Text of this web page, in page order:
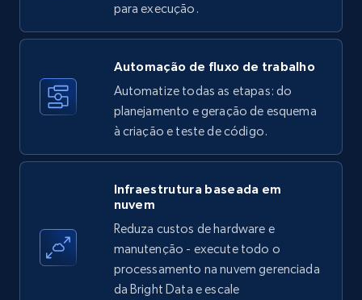
specific keywords
Title, Seller name, Brand, Description, Initial
35.3K+ 5.7K+ Comece grátis
Amazon products - find products by using
upc numbers
Title, Seller name, Brand, Description, Initial
price, Currency, Availability, Reviews count, and
more.
para execução.
Automação de fluxo de trabalho
Automatize todas as etapas: do
planejamento e geração de esquema
à criação e teste de código.
Infraestrutura baseada em
nuvem
Reduza custos de hardware e
manutenção - execute todo o
processamento na nuvem gerenciada
da Bright Data e escale